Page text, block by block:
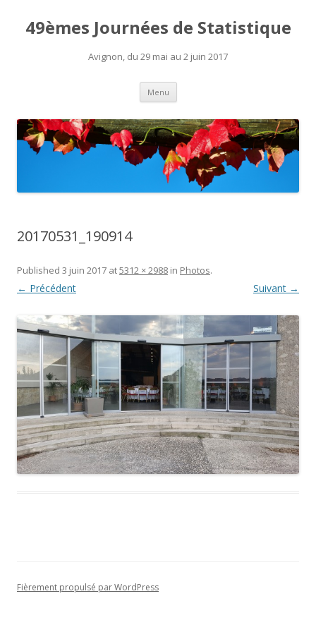
49èmes Journées de Statistique
Avignon, du 29 mai au 2 juin 2017
Menu Aller
contenu
20170531_190914
Published 3 juin 2017 at5312 × 2988 in Photos.
← Précédent Suivant →
Fièrement propulsé par WordPress